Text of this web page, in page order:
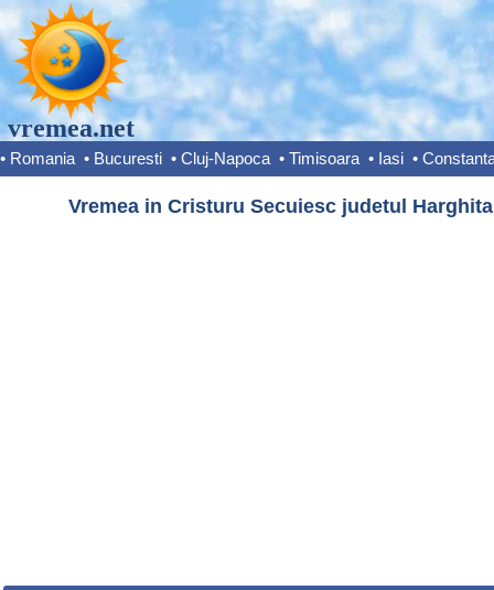
vremea.net
• Romania • Bucuresti • Cluj-Napoca • Timisoara • Iasi •
Vremea in Cristuru Secuiesc judetul